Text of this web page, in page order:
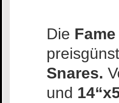
Die
Snares.
und